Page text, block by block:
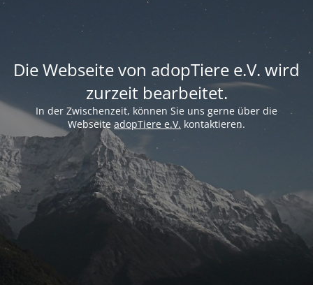
Die Webseite von adopTiere e.V. wird
zurzeit bearbeitet.
In der Zwischenzeit, können Sie uns gerne über die
Webseite adopTiere e.V. kontaktieren.